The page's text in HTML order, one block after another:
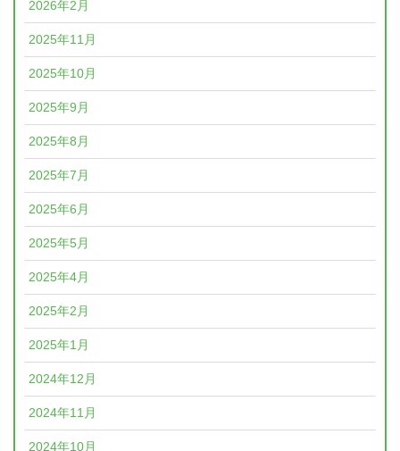
2026年2月
2025年11月
2025年10月
2025年9月
2025年8月
2025年7月
2025年6月
2025年5月
2025年4月
2025年2月
2025年1月
2024年12月
2024年11月
2024年10月